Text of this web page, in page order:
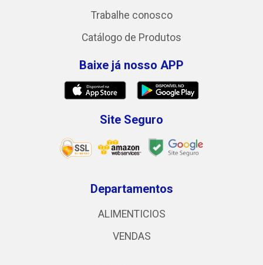
Trabalhe conosco
Catálogo de Produtos
Baixe já nosso APP
Site Seguro
Departamentos
ALIMENTICIOS
VENDAS